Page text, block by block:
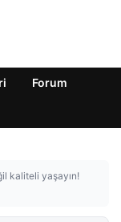
Forum
kaliteli yaşayın!